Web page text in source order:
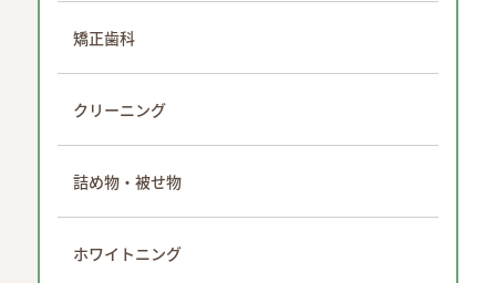
矯正歯科
クリーニング
詰め物・被せ物
ホワイトニング